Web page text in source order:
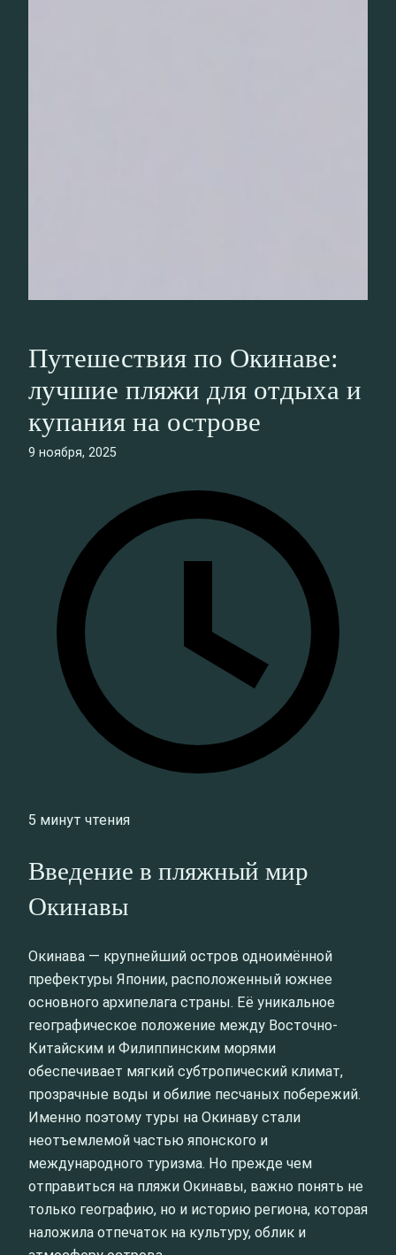
Путешествия по Окинаве:
лучшие пляжи для отдыха и
купания на острове
9 ноября, 2025
5 минут чтения
Введение в пляжный мир
Окинавы
Окинава — крупнейший остров одноимённой
префектуры Японии, расположенный южнее
основного архипелага страны. Её уникальное
географическое положение между Восточно-
Китайским и Филиппинским морями
обеспечивает мягкий субтропический климат,
прозрачные воды и обилие песчаных побережий.
Именно поэтому туры на Окинаву стали
неотъемлемой частью японского и
международного туризма. Но прежде чем
отправиться на пляжи Окинавы, важно понять не
только географию, но и историю региона, которая
наложила отпечаток на культуру, облик и